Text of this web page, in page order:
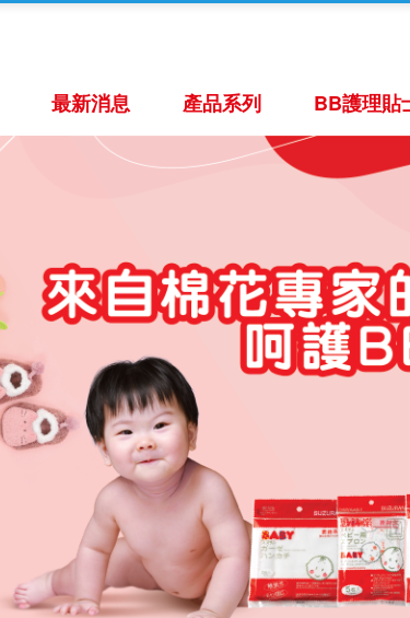
最新消息 產品系列 BB護理貼